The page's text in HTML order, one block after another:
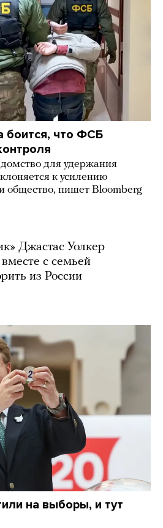
боится, что ФСБ
для удержания
к усилению
общество, пишет Bloomberg
Джастас Уолкер
вместе с семьей
из России
на выборы, и тут